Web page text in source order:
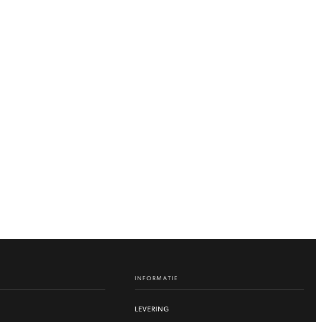
INFORMATIE
LEVERING